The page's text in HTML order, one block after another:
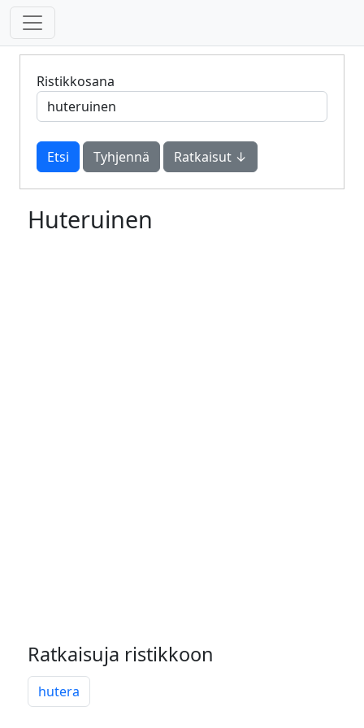
Ristikkosana
Tyhjennä Ratkaisut ↓
Huteruinen
Ratkaisuja ristikkoon
hutera